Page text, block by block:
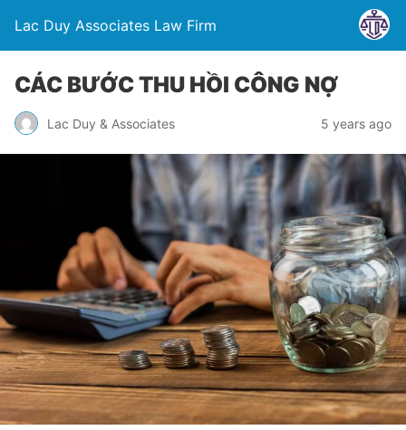
Lac Duy Associates Law Firm
CÁC BƯỚC THU HỒI CÔNG NỢ
Lac Duy & Associates 5 years ago